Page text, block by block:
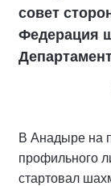
совет
Федерация
В Анадыре на
профильного
стартовал